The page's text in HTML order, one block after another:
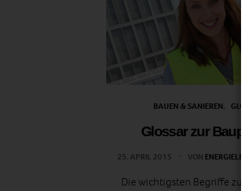
BAUEN & SANIEREN
Glossar zur
25. APRIL 2015 VON
Die wichtigsten Begriffe zur